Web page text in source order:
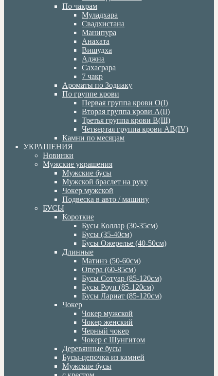
По чакрам
Муладхара
Свадхистана
Манипура
Анахата
Вишудха
Аджна
Сахасрара
7 чакр
Ароматы по Зодиаку
По группе крови
Первая группа крови О(I)
Вторая группа крови А(II)
Третья группа крови В(III)
Четвертая группа крови АВ(IV)
Камни по месяцам
УКРАШЕНИЯ
Новинки
Мужские украшения
Мужские бусы
Мужской браслет на руку
Чокер мужской
Подвеска в авто / машину
БУСЫ
Короткие
Бусы Коллар (30-35см)
Бусы (35-40см)
Бусы Ожерелье (40-50см)
Длинные
Матинэ (50-60см)
Опера (60-85см)
Бусы Сотуар (85-120см)
Бусы Роуп (85-120см)
Бусы Лариат (85-120см)
Чокер
Чокер мужской
Чокер женский
Черный чокер
Чокер с Шунгитом
Деревянные бусы
Бусы-цепочка из камней
Мужские бусы